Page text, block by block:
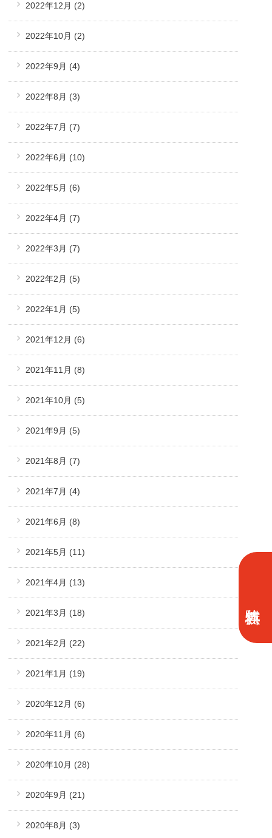
2022年12月 (2)
2022年10月 (2)
2022年9月 (4)
2022年8月 (3)
2022年7月 (7)
2022年6月 (10)
2022年5月 (6)
2022年4月 (7)
2022年3月 (7)
2022年2月 (5)
2022年1月 (5)
2021年12月 (6)
2021年11月 (8)
2021年10月 (5)
2021年9月 (5)
2021年8月 (7)
2021年7月 (4)
2021年6月 (8)
2021年5月 (11)
2021年4月 (13)
2021年3月 (18)
2021年2月 (22)
2021年1月 (19)
2020年12月 (6)
2020年11月 (6)
2020年10月 (28)
2020年9月 (21)
2020年8月 (3)